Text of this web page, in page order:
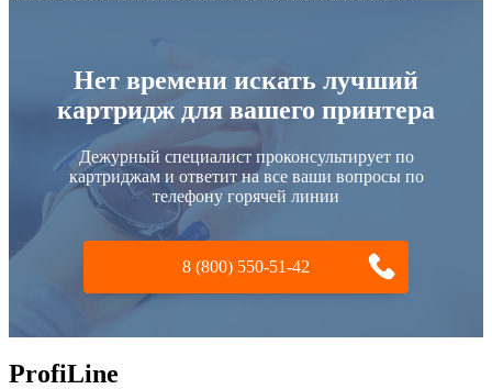
Нет времени искать лучший
картридж для вашего принтера
Дежурный специалист проконсультирует по
картриджам и ответит на все ваши вопросы по
телефону горячей линии
8 (800) 550-51-42
ProfiLine